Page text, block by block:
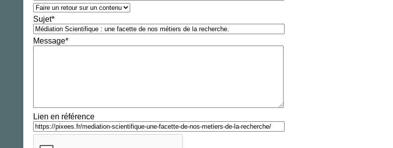
Sujet*
Message*
Lien en référence